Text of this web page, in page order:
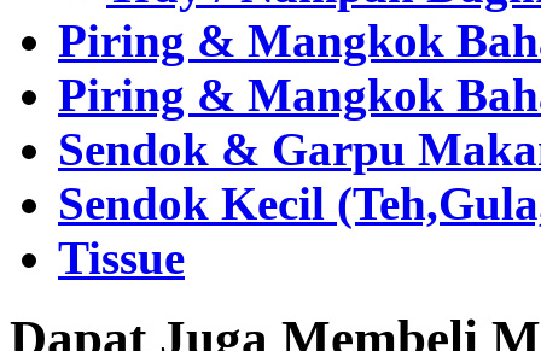
Piring & Mangkok
Piring & Mangkok
Sendok & Garpu
Sendok Kecil
Tissue
Dapat Juga Membeli